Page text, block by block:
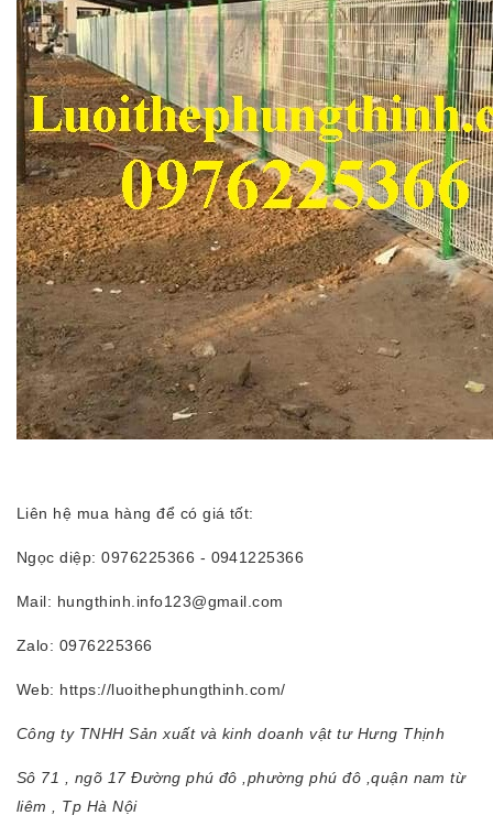
Liên hệ mua hàng để có giá tốt:
Ngọc diệp: 0976225366 - 0941225366
Mail: hungthinh.info123@gmail.com
Zalo: 0976225366
Web: https://luoithephungthinh.com/
Công ty TNHH Sản xuất và kinh doanh vật tư Hưng Thịnh
Sô 71 , ngõ 17 Đường phú đô ,phường phú đô ,quận nam từ
liêm , Tp Hà Nội